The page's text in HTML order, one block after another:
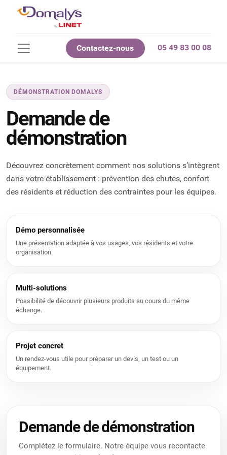
Contactez-nous 05 49 83 00 08
DÉMONSTRATION DOMALYS
Demande de
démonstration
Découvrez concrètement comment nos solutions s’intègrent
dans votre établissement : prévention des chutes, confort
des résidents et réduction des contraintes pour les équipes.
Démo personnalisée
Une présentation adaptée à vos usages, vos résidents et votre
organisation.
Multi-solutions
Possibilité de découvrir plusieurs produits au cours du même
échange.
Projet concret
Un rendez-vous utile pour préparer un devis, un test ou un
équipement.
Demande de démonstration
Complétez le formulaire. Notre équipe vous recontacte